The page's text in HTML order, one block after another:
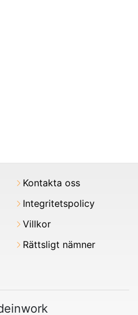
Kontakta oss
Integritetspolicy
Villkor
Rättsligt nämner